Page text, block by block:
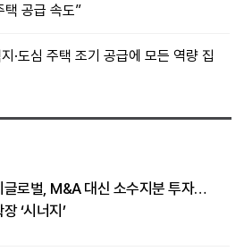
택 공급 속도”
·도심 주택 조기 공급에 모든 역량 집
글로벌, M&A 대신 소수지분 투자…
‘시너지’